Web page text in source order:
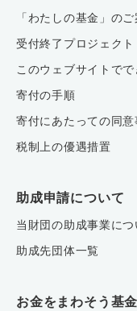
「わたしの基金」の
受付終了プロジェクト
このウェブサイトでで
寄付の手順
寄付にあたっての同意
税制上の優遇措置
助成申請について
当財団の助成事業につ
助成先団体一覧
お金をまわそう基